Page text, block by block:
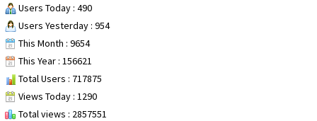
Users Today : 490
Users Yesterday : 954
This Month : 9654
This Year : 156621
Total Users : 717875
Views Today : 1290
Total views : 2857551